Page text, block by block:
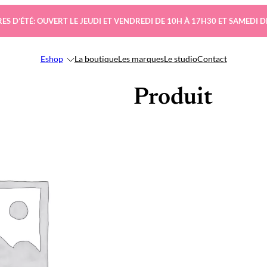
D’ÉTÉ: OUVERT LE JEUDI ET VENDREDI DE 10H À 17H30 ET SAMEDI
Eshop La boutiqueLes marquesLe studioContact
Produit